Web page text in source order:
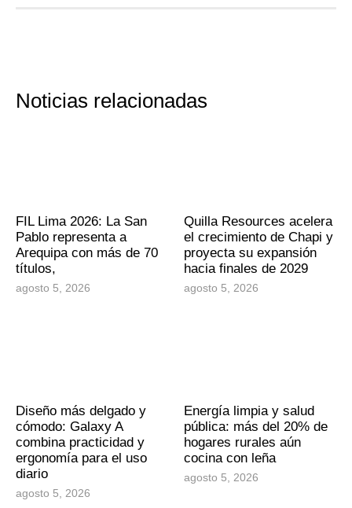
Noticias relacionadas
FIL Lima 2026: La San
Pablo representa a
Arequipa con más de 70
títulos,
agosto 5, 2026
Quilla Resources acelera
el crecimiento de Chapi y
proyecta su expansión
hacia finales de 2029
agosto 5, 2026
Diseño más delgado y
cómodo: Galaxy A
combina practicidad y
ergonomía para el uso
diario
agosto 5, 2026
Energía limpia y salud
pública: más del 20% de
hogares rurales aún
cocina con leña
agosto 5, 2026